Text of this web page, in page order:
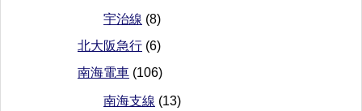
宇治線 (8)
北大阪急行 (6)
南海電車 (106)
南海支線 (13)